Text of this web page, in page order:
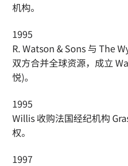
机构。
1995
R. Watson & Sons 与 The
双方合并全球资源，成立
悦)。
1995
Willis 收购法国经纪机构
权。
1997